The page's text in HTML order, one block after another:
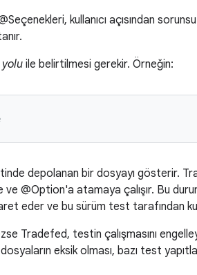
kullanıcı açısından
ile belirtilmesi gerekir. Örneğin:
depolanan bir dosyayı gösterir.
@Option'a atamaya çalışır. Bu
eder ve bu sürüm test tarafından
Tradefed, testin çalışmasını
eksik olması, bazı test